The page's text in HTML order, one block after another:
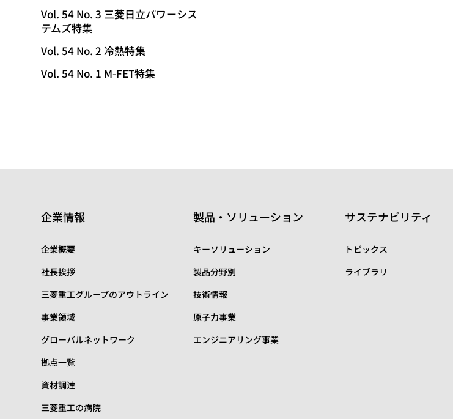
Vol. 54 No. 3 三菱日立パワーシス
テムズ特集
Vol. 54 No. 2 冷熱特集
Vol. 54 No. 1 M-FET特集
企業情報
企業概要
社長挨拶
三菱重工グループのアウトライン
事業領域
グローバルネットワーク
拠点一覧
資材調達
三菱重工の病院
製品・ソリューション
キーソリューション
製品分野別
技術情報
原子力事業
エンジニアリング事業
サステナビリティ
トピックス
ライブラリ